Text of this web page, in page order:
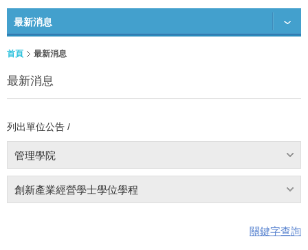
最新消息
首頁 最新消息
最新消息
列出單位公告 /
管理學院
創新產業經營學士學位學程
關鍵字查詢